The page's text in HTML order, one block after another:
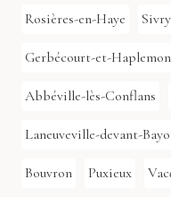
Rosières-en-Haye Sivry
Gerbécourt-et-
Abbéville-lès-Conflans
Laneuveville-devant-
Bouvron Puxieux